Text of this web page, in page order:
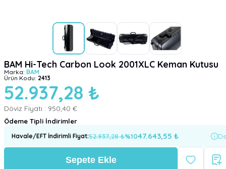
BAM Hi-Tech Carbon Look 2001XLC Keman Kutusu
Marka: BAM
Ürün Kodu: 2413
52.937,28 ₺
Döviz Fiyatı : 950,40 €
Ödeme Tipli İndirimler
Havale/EFT İndirimli Fiyat:52.937,28₺%1047.643,55 ₺
Sepete Ekle